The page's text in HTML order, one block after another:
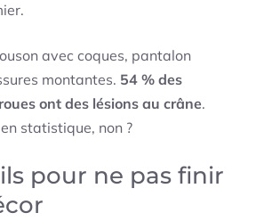
avec coques, pantalon
montantes. 54 % des
ont des lésions au crâne.
statistique, non ?
pour ne pas finir